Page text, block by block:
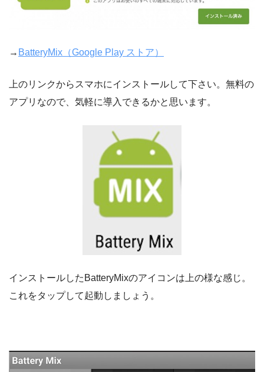
→ BatteryMix（Google Play ストア）
上のリンクからスマホにインストールして下さい。無料の
アプリなので、気軽に導入できるかと思います。
インストールしたBatteryMixのアイコンは上の様な感じ。
これをタップして起動しましょう。